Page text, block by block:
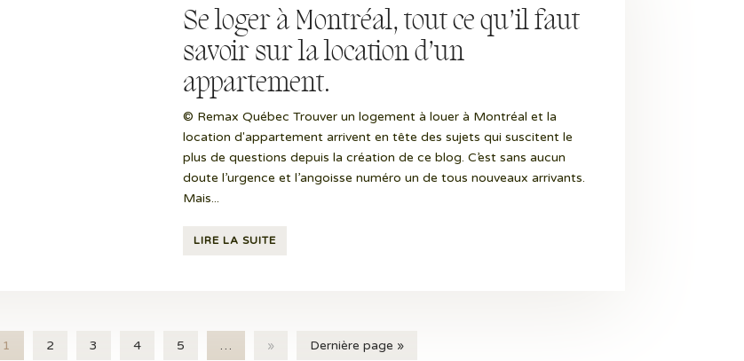
Se loger à Montréal, tout ce qu’il faut
savoir sur la location d’un
appartement.
© Remax Québec Trouver un logement à louer à Montréal et la
location d'appartement arrivent en tête des sujets qui suscitent le
plus de questions depuis la création de ce blog. C’est sans aucun
doute l’urgence et l’angoisse numéro un de tous nouveaux arrivants.
Mais...
LIRE LA SUITE
1 2 3 4 5 … » Dernière page »